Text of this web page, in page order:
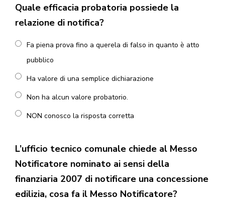
Quale efficacia probatoria possiede la
relazione di notifica?
Fa piena prova fino a querela di falso in quanto è atto
pubblico
Ha valore di una semplice dichiarazione
Non ha alcun valore probatorio.
NON conosco la risposta corretta
L’ufficio tecnico comunale chiede al Messo
Notificatore nominato ai sensi della
finanziaria 2007 di notificare una concessione
edilizia, cosa fa il Messo Notificatore?